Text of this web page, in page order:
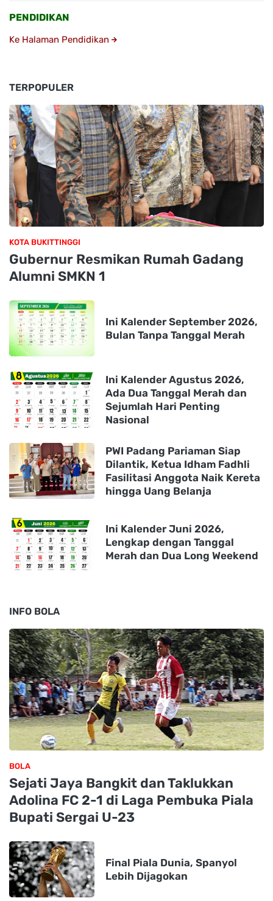
PENDIDIKAN
Ke Halaman Pendidikan
TERPOPULER
KOTA BUKITTINGGI
Gubernur Resmikan Rumah Gadang
Alumni SMKN 1
Ini Kalender September 2026,
Bulan Tanpa Tanggal Merah
Ini Kalender Agustus 2026,
Ada Dua Tanggal Merah dan
Sejumlah Hari Penting
Nasional
PWI Padang Pariaman Siap
Dilantik, Ketua Idham Fadhli
Fasilitasi Anggota Naik Kereta
hingga Uang Belanja
Ini Kalender Juni 2026,
Lengkap dengan Tanggal
Merah dan Dua Long Weekend
INFO BOLA
BOLA
Sejati Jaya Bangkit dan Taklukkan
Adolina FC 2-1 di Laga Pembuka Piala
Bupati Sergai U-23
Final Piala Dunia, Spanyol
Lebih Dijagokan